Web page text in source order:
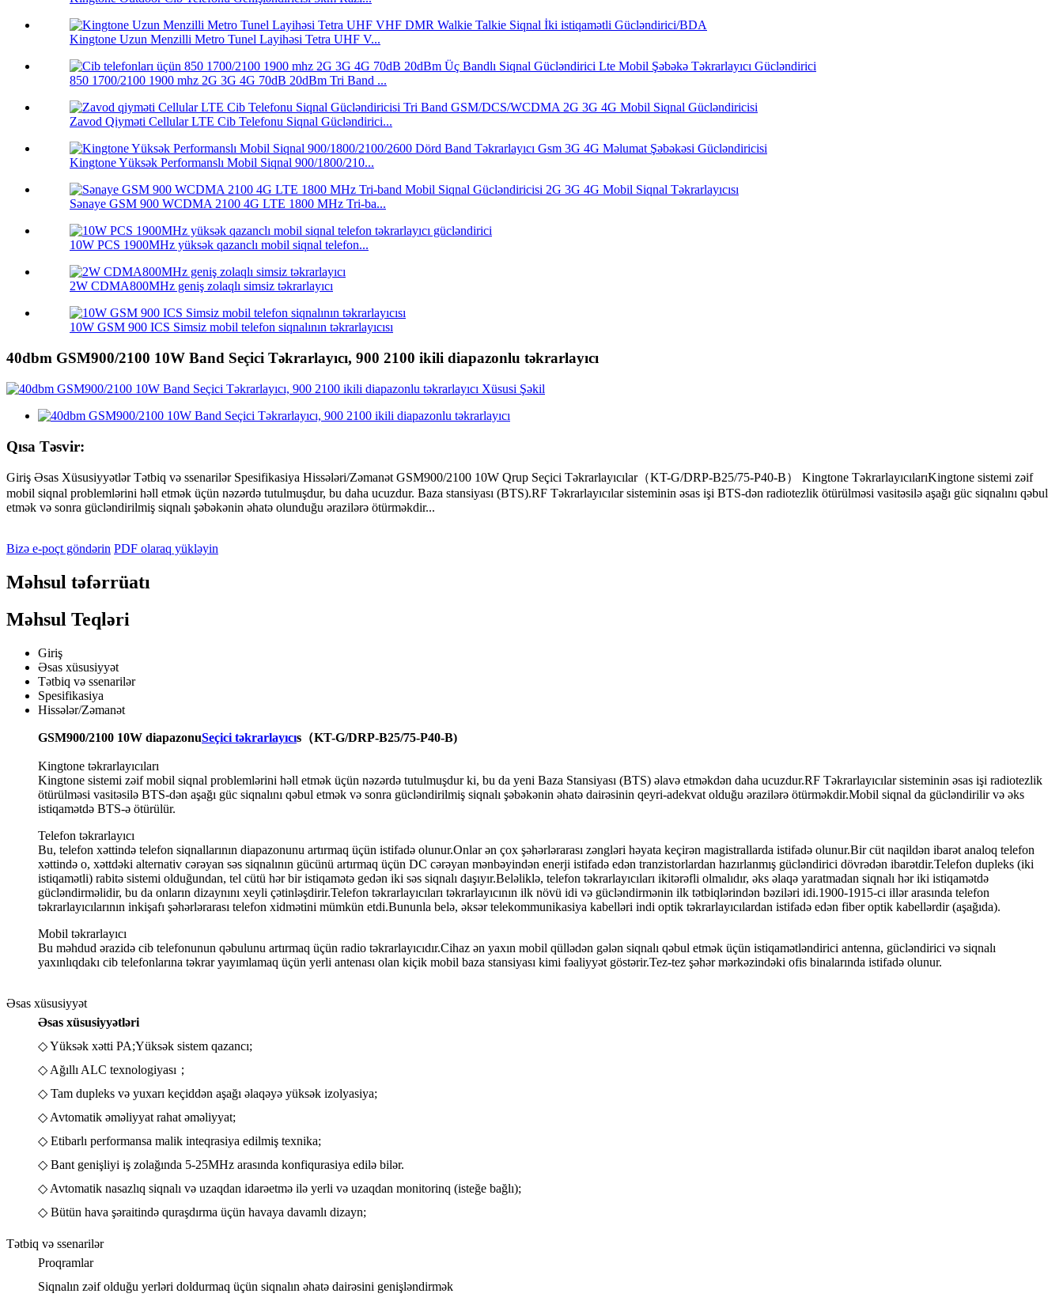
Kingtone Uzun Menzilli Metro Tunel Layihəsi Tetra UHF V...
850 1700/2100 1900 mhz 2G 3G 4G 70dB 20dBm Tri Band ...
Zavod Qiyməti Cellular LTE Cib Telefonu Siqnal Gücləndirici...
Kingtone Yüksək Performanslı Mobil Siqnal 900/1800/210...
Sənaye GSM 900 WCDMA 2100 4G LTE 1800 MHz Tri-ba...
10W PCS 1900MHz yüksək qazanclı mobil siqnal telefon...
2W CDMA800MHz geniş zolaqlı simsiz təkrarlayıcı
10W GSM 900 ICS Simsiz mobil telefon siqnalının təkrarlayıcısı
40dbm GSM900/2100 10W Band Seçici Təkrarlayıcı, 900 2100 ikili diapazonlu təkrarlayıcı
Qısa Təsvir:
Giriş Əsas Xüsusiyyətlər Tətbiq və ssenarilər Spesifikasiya Hissələri/Zəmanət GSM900/2100 10W Qrup Seçici Təkrarlayıcılar（KT-G/DRP-B25/75-P40-B） Kingtone TəkrarlayıcılarıKingtone sistemi zəif
mobil siqnal problemlərini həll etmək üçün nəzərdə tutulmuşdur, bu daha ucuzdur. Baza stansiyası (BTS).RF Təkrarlayıcılar sisteminin əsas işi BTS-dən radiotezlik ötürülməsi vasitəsilə aşağı güc siqnalını qəbul
etmək və sonra gücləndirilmiş siqnalı şəbəkənin əhatə olunduğu ərazilərə ötürməkdir...
Bizə e-poçt göndərin PDF olaraq yükləyin
Məhsul təfərrüatı
Məhsul Teqləri
Giriş
Əsas xüsusiyyət
Tətbiq və ssenarilər
Spesifikasiya
Hissələr/Zəmanət
GSM900/2100 10W diapazonuSeçici təkrarlayıcıs （KT-G/DRP-B25/75-P40-B)
Kingtone təkrarlayıcıları
Kingtone sistemi zəif mobil siqnal problemlərini həll etmək üçün nəzərdə tutulmuşdur ki, bu da yeni Baza Stansiyası (BTS) əlavə etməkdən daha ucuzdur.RF Təkrarlayıcılar sisteminin əsas işi radiotezlik
ötürülməsi vasitəsilə BTS-dən aşağı güc siqnalını qəbul etmək və sonra gücləndirilmiş siqnalı şəbəkənin əhatə dairəsinin qeyri-adekvat olduğu ərazilərə ötürməkdir.Mobil siqnal da gücləndirilir və əks
istiqamətdə BTS-ə ötürülür.
Telefon təkrarlayıcı
Bu, telefon xəttində telefon siqnallarının diapazonunu artırmaq üçün istifadə olunur.Onlar ən çox şəhərlərarası zəngləri həyata keçirən magistrallarda istifadə olunur.Bir cüt naqildən ibarət analoq telefon
xəttində o, xəttdəki alternativ cərəyan səs siqnalının gücünü artırmaq üçün DC cərəyan mənbəyindən enerji istifadə edən tranzistorlardan hazırlanmış gücləndirici dövrədən ibarətdir.Telefon dupleks (iki
istiqamətli) rabitə sistemi olduğundan, tel cütü hər bir istiqamətə gedən iki səs siqnalı daşıyır.Beləliklə, telefon təkrarlayıcıları ikitərəfli olmalıdır, əks əlaqə yaratmadan siqnalı hər iki istiqamətdə
gücləndirməlidir, bu da onların dizaynını xeyli çətinləşdirir.Telefon təkrarlayıcıları təkrarlayıcının ilk növü idi və gücləndirmənin ilk tətbiqlərindən bəziləri idi.1900-1915-ci illər arasında telefon
təkrarlayıcılarının inkişafı şəhərlərarası telefon xidmətini mümkün etdi.Bununla belə, əksər telekommunikasiya kabelləri indi optik təkrarlayıcılardan istifadə edən fiber optik kabellərdir (aşağıda).
Mobil təkrarlayıcı
Bu məhdud ərazidə cib telefonunun qəbulunu artırmaq üçün radio təkrarlayıcıdır.Cihaz ən yaxın mobil qüllədən gələn siqnalı qəbul etmək üçün istiqamətləndirici antenna, gücləndirici və siqnalı
yaxınlıqdakı cib telefonlarına təkrar yayımlamaq üçün yerli antenası olan kiçik mobil baza stansiyası kimi fəaliyyət göstərir.Tez-tez şəhər mərkəzindəki ofis binalarında istifadə olunur.
Əsas xüsusiyyət
Əsas xüsusiyyətləri
◇ Yüksək xətti PA;Yüksək sistem qazancı;
◇ Ağıllı ALC texnologiyası；
◇ Tam dupleks və yuxarı keçiddən aşağı əlaqəyə yüksək izolyasiya;
◇ Avtomatik əməliyyat rahat əməliyyat;
◇ Etibarlı performansa malik inteqrasiya edilmiş texnika;
◇ Bant genişliyi iş zolağında 5-25MHz arasında konfiqurasiya edilə bilər.
◇ Avtomatik nasazlıq siqnalı və uzaqdan idarəetmə ilə yerli və uzaqdan monitorinq (isteğe bağlı);
◇ Bütün hava şəraitində quraşdırma üçün havaya davamlı dizayn;
Tətbiq və ssenarilər
Proqramlar
Siqnalın zəif olduğu yerləri doldurmaq üçün siqnalın əhatə dairəsini genişləndirmək